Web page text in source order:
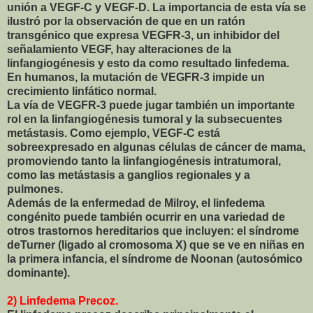
unión a VEGF-C y VEGF-D. La importancia de esta vía se
ilustró por la observación de que en un ratón
transgénico que expresa VEGFR-3, un inhibidor del
señalamiento VEGF, hay alteraciones de la
linfangiogénesis y esto da como resultado linfedema.
En humanos, la mutación de VEGFR-3 impide un
crecimiento linfático normal.
La vía de VEGFR-3 puede jugar también un importante
rol en la linfangiogénesis tumoral y la subsecuentes
metástasis. Como ejemplo, VEGF-C está
sobreexpresado en algunas células de cáncer de mama,
promoviendo tanto la linfangiogénesis intratumoral,
como las metástasis a ganglios regionales y a
pulmones.
Además de la enfermedad de Milroy, el linfedema
congénito puede también ocurrir en una variedad de
otros trastornos hereditarios que incluyen: el síndrome
deTurner (ligado al cromosoma X) que se ve en niñas en
la primera infancia, el síndrome de Noonan (autosómico
dominante).
2) Linfedema Precoz.